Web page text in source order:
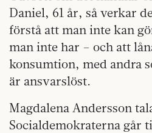
Daniel, 61 år, så verkar
förstå att man inte kan
man inte har – och att
konsumtion, med andra
är ansvarslöst.
Magdalena Andersson
Socialdemokraterna går